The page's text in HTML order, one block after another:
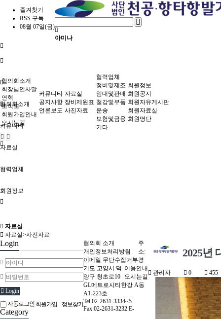
즐겨찾기
RSS 구독
08월 07일(금)
아미나
협의회소개
커뮤니티
자료실
협력업체
회원정보
협의회소개
회장님인사말
연혁
조직도
회원가입안내
오시는길
커뮤니티
공지사항
언론보도
자료실
장비제원표
사진자료
협력업체
정비및제조
임대및판매
철강및부품
운송
보험및금융
기타
회원정보
회원공지
회원자유게시판
회원자료실
회원명단
자료실
자료실>사진자료
2025년
관리자 0 455
Login
Login
자동로그인 회원가입 정보찾기
Category
협의회 소개
개인정보처리방침
이메일 무단수집거부
이용안내
오시는길
주
소:
경
기도 고양시 덕
양구 청초로10
GL메트로시티한강 A동
A1-223호
Tel.02-2631-3334~5
Fax.02-2631-3232 E-